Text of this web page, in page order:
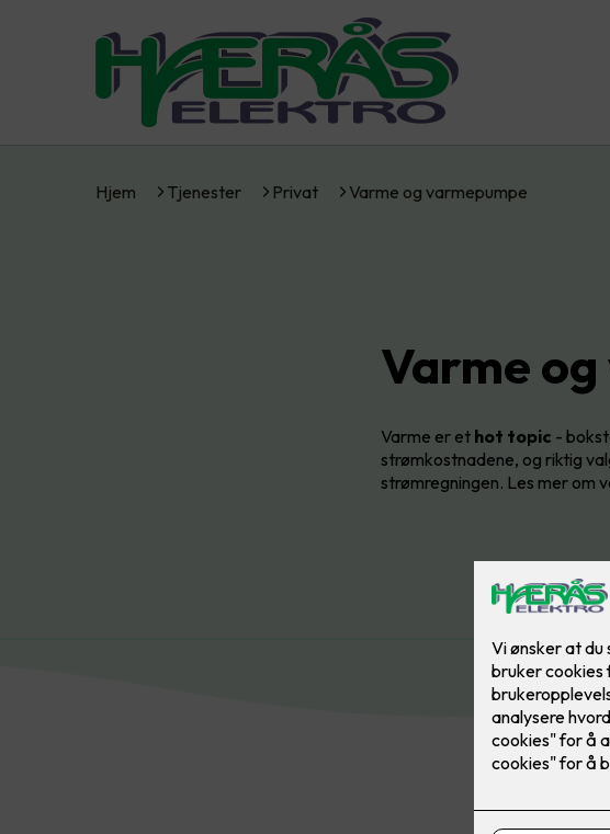
Hjem Tjenester Privat Varme og varmepumpe
Varme
Varme er et hot topic -
strømkostnadene, og riktig
strømregningen. Les mer om